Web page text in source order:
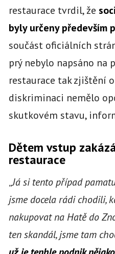
restaurace tvrdil, že
byly určeny především
součást oficiálních
prý nebylo napsáno na
restaurace tak zjištění
diskriminaci nemělo
skutkovém stavu,
Dětem vstup
restaurace
„Já si tento případ
jsme docela rádi chodili,
nakupovat na Hatě do
ten skandál, jsme tam